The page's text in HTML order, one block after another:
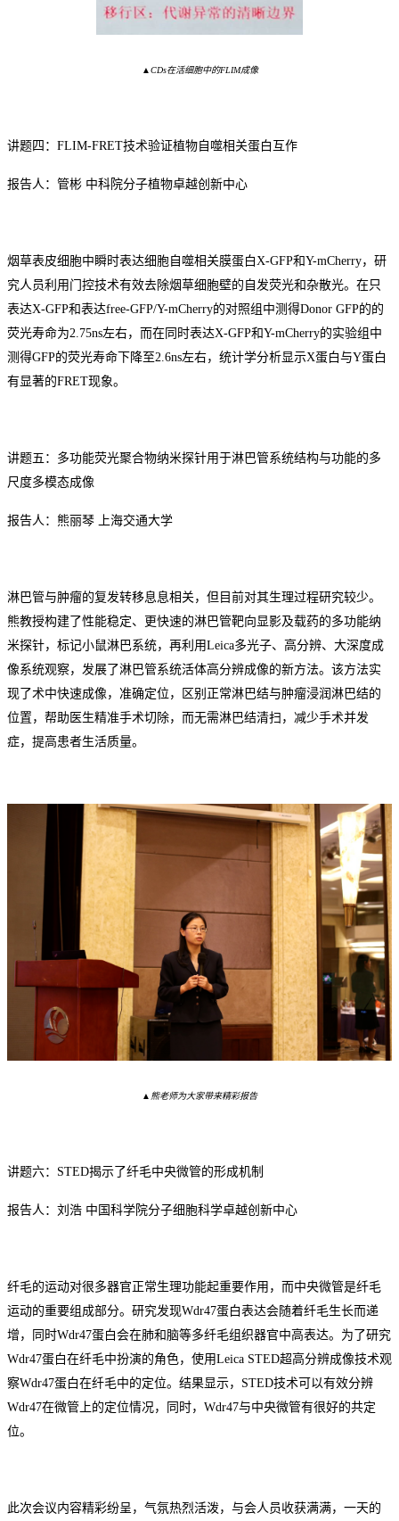
▲CDs在活细胞中的FLIM成像
讲题四： FLIM-FRET技术验证植物自噬相关蛋白互作
报告人：管彬 中科院分子植物卓越创新中心
烟草表皮细胞中瞬时表达细胞自噬相关膜蛋白X-GFP和Y-mCherry，研
究人员利用门控技术有效去除烟草细胞壁的自发荧光和杂散光。在只
表达X-GFP和表达free-GFP/Y-mCherry的对照组中测得Donor GFP的的
荧光寿命为2.75ns左右，而在同时表达X-GFP和Y-mCherry的实验组中
测得GFP的荧光寿命下降至2.6ns左右，统计学分析显示X蛋白与Y蛋白
有显著的FRET现象。
讲题五：多功能荧光聚合物纳米探针用于淋巴管系统结构与功能的多
尺度多模态成像
报告人：熊丽琴 上海交通大学
淋巴管与肿瘤的复发转移息息相关，但目前对其生理过程研究较少。
熊教授构建了性能稳定、更快速的淋巴管靶向显影及载药的多功能纳
米探针，标记小鼠淋巴系统，再利用Leica多光子、 高分辨、 大深度成
像系统观察，发展了淋巴管系统活体高分辨成像的新方法。该方法实
现了术中快速成像，准确定位，区别正常淋巴结与肿瘤浸润淋巴结的
位置，帮助医生精准手术切除，而无需淋巴结清扫， 减少手术并发
症， 提高患者生活质量。
▲熊老师为大家带来精彩报告
讲题六： STED揭示了纤毛中央微管的形成机制
报告人：刘浩 中国科学院分子细胞科学卓越创新中心
纤毛的运动对很多器官正常生理功能起重要作用，而中央微管是纤毛
运动的重要组成部分。研究发现Wdr47蛋白表达会随着纤毛生长而递
增，同时Wdr47蛋白会在肺和脑等多纤毛组织器官中高表达。为了研究
Wdr47蛋白在纤毛中扮演的角色，使用Leica STED超高分辨成像技术观
察Wdr47蛋白在纤毛中的定位。结果显示，STED技术可以有效分辨
Wdr47在微管上的定位情况，同时，Wdr47与中央微管有很好的共定
位。
此次会议内容精彩纷呈，气氛热烈活泼，与会人员收获满满，一天的